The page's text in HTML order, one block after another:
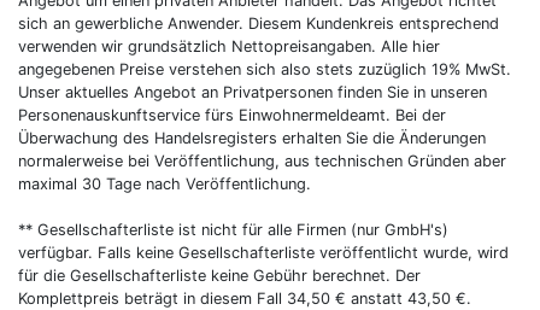
sich an gewerbliche Anwender. Diesem Kundenkreis entsprechend
verwenden wir grundsätzlich Nettopreisangaben. Alle hier
angegebenen Preise verstehen sich also stets zuzüglich 19% MwSt.
Unser aktuelles Angebot an Privatpersonen finden Sie in unseren
Personenauskunftservice fürs Einwohnermeldeamt. Bei der
Überwachung des Handelsregisters erhalten Sie die Änderungen
normalerweise bei Veröffentlichung, aus technischen Gründen aber
maximal 30 Tage nach Veröffentlichung.
** Gesellschafterliste ist nicht für alle Firmen (nur GmbH's)
verfügbar. Falls keine Gesellschafterliste veröffentlicht wurde, wird
für die Gesellschafterliste keine Gebühr berechnet. Der
Komplettpreis beträgt in diesem Fall 34,50 € anstatt 43,50 €.